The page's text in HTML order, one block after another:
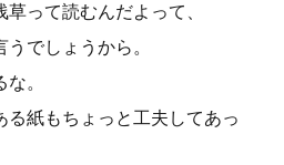
って読むんだよって、
でしょうから。
。
る紙もちょっと工夫してあっ